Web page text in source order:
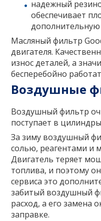
надежный
обеспечивает
Масляный фильтр
двигателя.
износ деталей, а
бесперебойно
Воздушные
Воздушный фильтр
поступает в
За зиму воздушный
солью, реагентами и
Двигатель теряет
топлива, и поэтому
сервиса это
забитый воздушный
расход, а его замена
заправке.